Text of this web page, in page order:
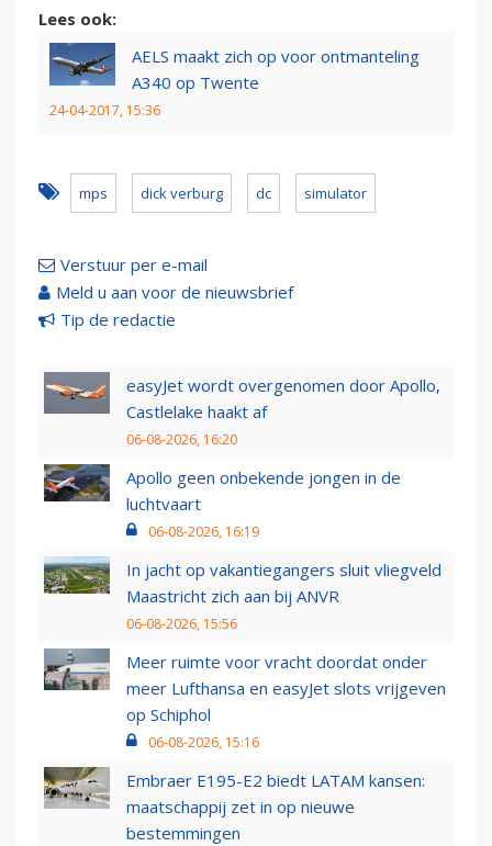
Lees ook:
AELS maakt zich op voor ontmanteling
A340 op Twente
24-04-2017, 15:36
mps dick verburg dc simulator
Verstuur per e-mail
Meld u aan voor de nieuwsbrief
Tip de redactie
easyJet wordt overgenomen door Apollo,
Castlelake haakt af
06-08-2026, 16:20
Apollo geen onbekende jongen in de
luchtvaart
06-08-2026, 16:19
In jacht op vakantiegangers sluit vliegveld
Maastricht zich aan bij ANVR
06-08-2026, 15:56
Meer ruimte voor vracht doordat onder
meer Lufthansa en easyJet slots vrijgeven
op Schiphol
06-08-2026, 15:16
Embraer E195-E2 biedt LATAM kansen:
maatschappij zet in op nieuwe
bestemmingen